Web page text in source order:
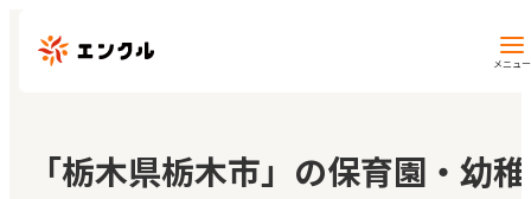
メニュー
保育園・幼稚園を探す
「栃木県栃木市」の保育園・幼稚